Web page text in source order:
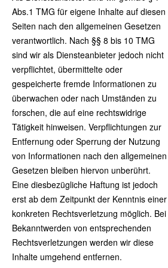
Abs.1 TMG für eigene Inhalte auf diesen
Seiten nach den allgemeinen Gesetzen
verantwortlich. Nach §§ 8 bis 10 TMG
sind wir als Diensteanbieter jedoch nicht
verpflichtet, übermittelte oder
gespeicherte fremde Informationen zu
überwachen oder nach Umständen zu
forschen, die auf eine rechtswidrige
Tätigkeit hinweisen. Verpflichtungen zur
Entfernung oder Sperrung der Nutzung
von Informationen nach den allgemeinen
Gesetzen bleiben hiervon unberührt.
Eine diesbezügliche Haftung ist jedoch
erst ab dem Zeitpunkt der Kenntnis einer
konkreten Rechtsverletzung möglich. Bei
Bekanntwerden von entsprechenden
Rechtsverletzungen werden wir diese
Inhalte umgehend entfernen.